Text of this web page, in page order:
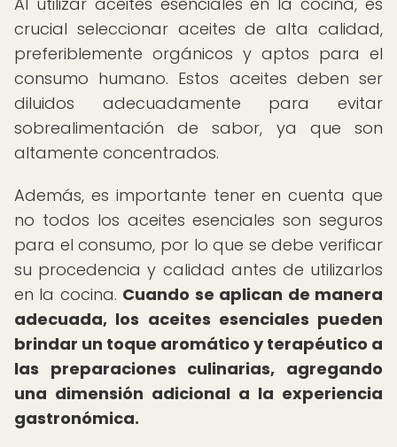
crucial seleccionar aceites de alta calidad,
preferiblemente orgánicos y aptos para el
consumo humano. Estos aceites deben ser
diluidos adecuadamente para evitar
sobrealimentación de sabor, ya que son
altamente concentrados.
Además, es importante tener en cuenta que
no todos los aceites esenciales son seguros
para el consumo, por lo que se debe verificar
su procedencia y calidad antes de utilizarlos
en la cocina. Cuando se aplican de manera
adecuada, los aceites esenciales pueden
brindar un toque aromático y terapéutico a
las preparaciones culinarias, agregando
una dimensión adicional a la experiencia
gastronómica.